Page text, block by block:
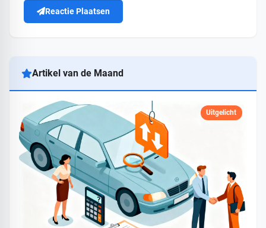
Reactie Plaatsen
Artikel van de Maand
Uitgelicht